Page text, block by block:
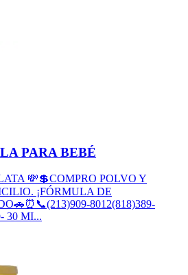
PARA BEBÉ
💸💲COMPRO POLVO Y
¡FÓRMULA DE
8012(818)389-
30 MI...